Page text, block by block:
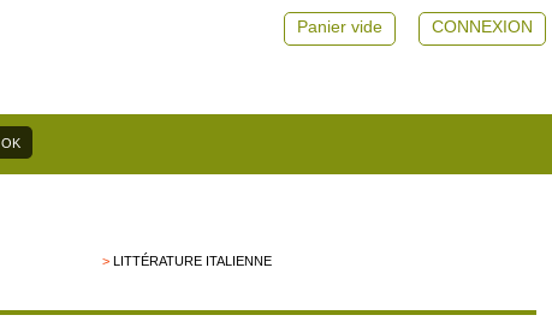
CONNEXION
Panier vide
>LITTÉRATURE ITALIENNE